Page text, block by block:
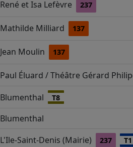
René et Isa Lefèvre 237
Mathilde Milliard 137
Jean Moulin 137
Paul Éluard / Théâtre Gérard
Blumenthal T8
Blumenthal
L'Ile-Saint-Denis (Mairie) 237 T1